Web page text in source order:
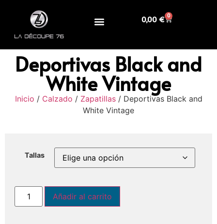
0,00 € 0
Deportivas Black and
White Vintage
Inicio / Calzado / Zapatillas/ Deportivas Black and
White Vintage
Tallas
Añadir al carrito